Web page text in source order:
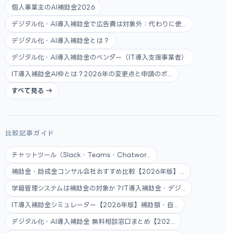
個人事業主のAI補助金2026
デジタル化・AI導入補助金で広告費は対象外：代わりに使...
デジタル化・AI導入補助金とは？
デジタル化・AI導入補助金のベンダー（IT導入支援事業者）
IT導入補助金AI枠とは？2026年の変更点と申請のポ...
すべて見る →
比較記事ガイド
チャットツール（Slack・Teams・Chatwor...
補助金・助成金コンサル会社おすすめ比較【2026年版】...
学籍管理システムは補助金の対象か？IT導入補助金・デジ...
IT導入補助金シミュレーター【2026年版】補助額・自...
デジタル化・AI導入補助金 無料相談窓口まとめ【202...